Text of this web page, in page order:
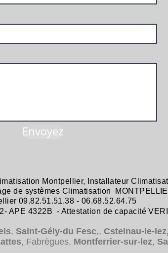
Envoyez
Montpellier, Installateur
de systèmes Climatisation
09.82.51.51.38 - 06.68.52.64.75
APE 4322B - Attestation de capacité
, Saint-Gély-du Fesc,, Cstelnau-le-lez,
, Fabrègues, Montferrier-sur-lez,